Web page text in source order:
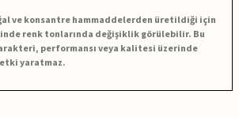
ve konsantre hammaddelerden üretildiği için
renk tonlarında değişiklik görülebilir. Bu
performansı veya kalitesi üzerinde
yaratmaz.